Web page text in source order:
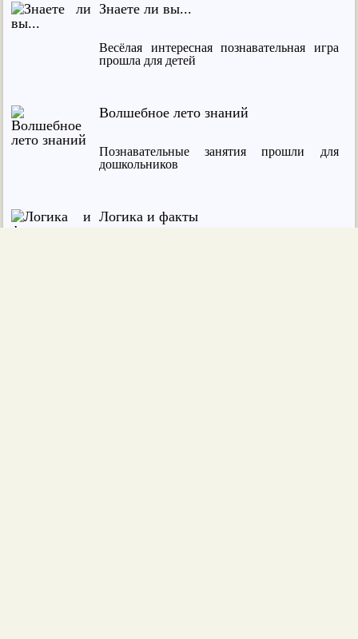
Знаете ли вы...
Весёлая интересная познавательная игра
прошла для детей
Волшебное лето знаний
Познавательные занятия прошли для
дошкольников
Логика и факты